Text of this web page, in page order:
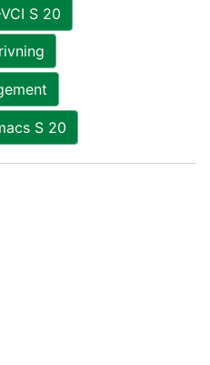
S 20
S 20